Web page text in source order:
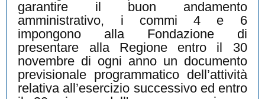
garantire il buon andamento
amministrativo, i commi 4 e 6
impongono alla Fondazione di
presentare alla Regione entro il 30
novembre di ogni anno un documento
previsionale programmatico dell’attività
relativa all’esercizio successivo ed entro